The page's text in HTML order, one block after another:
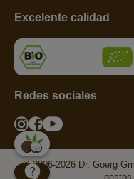
Excelente calidad
Redes sociales
© 2006-2026 Dr. Goerg